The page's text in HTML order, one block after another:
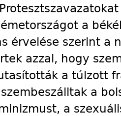
a
érvelése szerint a
azzal, hogy
a túlzott
a
a